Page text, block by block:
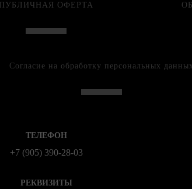
ПУБЛИЧНАЯ ОФЕРТА
Согласие на обработку персональных данных
ТЕЛЕФОН
+7 (905) 390-28-03
РЕКВИЗИТЫ